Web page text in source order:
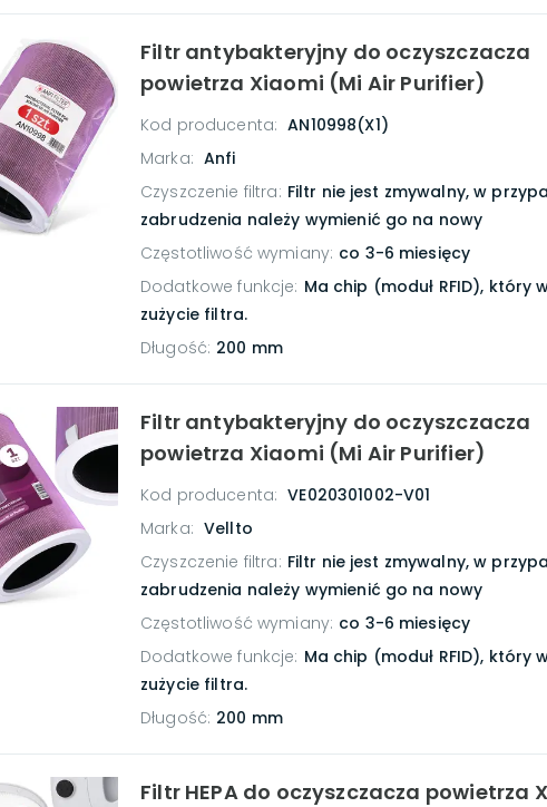
Filtr antybakteryjny do oczyszczacza
powietrza Xiaomi (Mi Air Purifier)
Kod producenta: AN10998(X1)
Marka: Anfi
Czyszczenie filtra: Filtr nie jest zmywalny, w
zabrudzenia należy wymienić go na nowy
Częstotliwość wymiany: co 3-6 miesięcy
Dodatkowe funkcje: Ma chip (moduł RFID), który
zużycie filtra.
Długość: 200 mm
Filtr antybakteryjny do oczyszczacza
powietrza Xiaomi (Mi Air Purifier)
Kod producenta: VE020301002-V01
Marka: Vellto
Czyszczenie filtra: Filtr nie jest zmywalny, w
zabrudzenia należy wymienić go na nowy
Częstotliwość wymiany: co 3-6 miesięcy
Dodatkowe funkcje: Ma chip (moduł RFID), który
zużycie filtra.
Długość: 200 mm
Filtr HEPA do oczyszczacza powietrza